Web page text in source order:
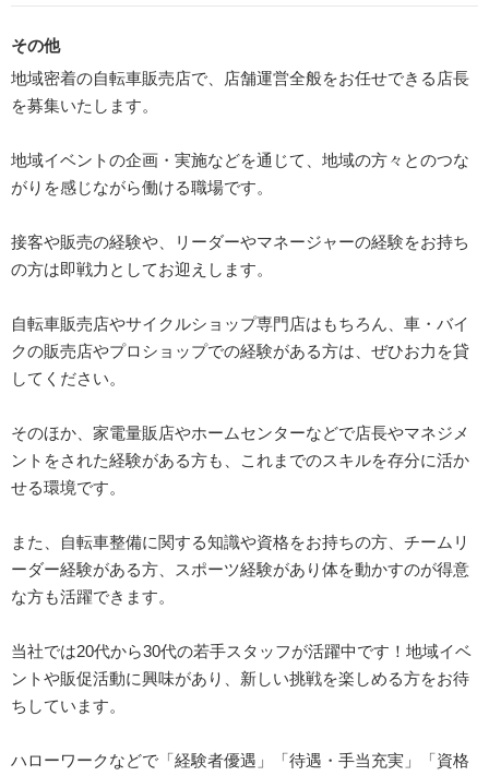
その他
地域密着の自転車販売店で、店舗運営全般をお任せできる店長
を募集いたします。
地域イベントの企画・実施などを通じて、地域の方々とのつな
がりを感じながら働ける職場です。
接客や販売の経験や、リーダーやマネージャーの経験をお持ち
の方は即戦力としてお迎えします。
自転車販売店やサイクルショップ専門店はもちろん、車・バイ
クの販売店やプロショップでの経験がある方は、ぜひお力を貸
してください。
そのほか、家電量販店やホームセンターなどで店長やマネジメ
ントをされた経験がある方も、これまでのスキルを存分に活か
せる環境です。
また、自転車整備に関する知識や資格をお持ちの方、チームリ
ーダー経験がある方、スポーツ経験があり体を動かすのが得意
な方も活躍できます。
当社では20代から30代の若手スタッフが活躍中です！地域イベ
ントや販促活動に興味があり、新しい挑戦を楽しめる方をお待
ちしています。
ハローワークなどで「経験者優遇」「待遇・手当充実」「資格